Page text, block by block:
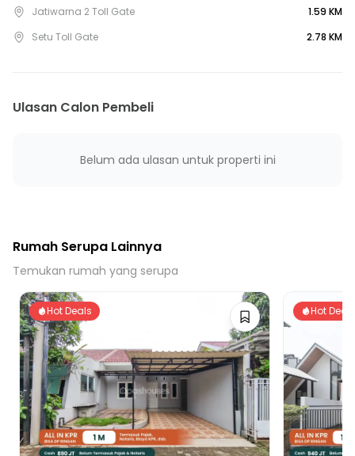
Jatiwarna 2 Toll Gate
1.59 KM
Setu Toll Gate
2.78 KM
Ulasan Calon Pembeli
Belum ada ulasan untuk properti ini
Rumah Serupa Lainnya
Temukan rumah yang serupa
Hot Deals Hot Deals